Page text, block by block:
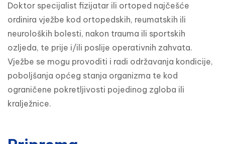
Doktor specijalist fizijatar ili ortoped najčešće
ordinira vježbe kod ortopedskih, reumatskih ili
neuroloških bolesti, nakon trauma ili sportskih
ozljeda, te prije i/ili poslije operativnih zahvata.
Vježbe se mogu provoditi i radi održavanja kondicije,
poboljšanja općeg stanja organizma te kod
ograničene pokretljivosti pojedinog zgloba ili
kralježnice.